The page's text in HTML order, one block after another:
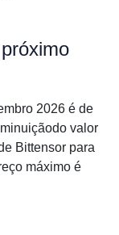
2026 é de
valor
Bittensor para
máximo é